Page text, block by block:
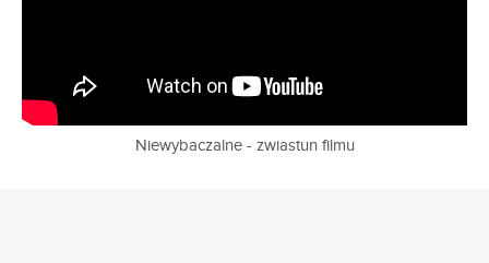
Niewybaczalne - zwiastun filmu